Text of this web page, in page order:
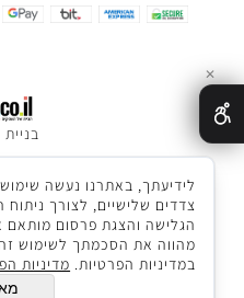
✕
צדדים שלישיים, לצורך ניתוח
הגלישה והצגת פרסום
מהווה את הסכמתך לשימוש זה.
במדיניות הפרטיות. מדיניות